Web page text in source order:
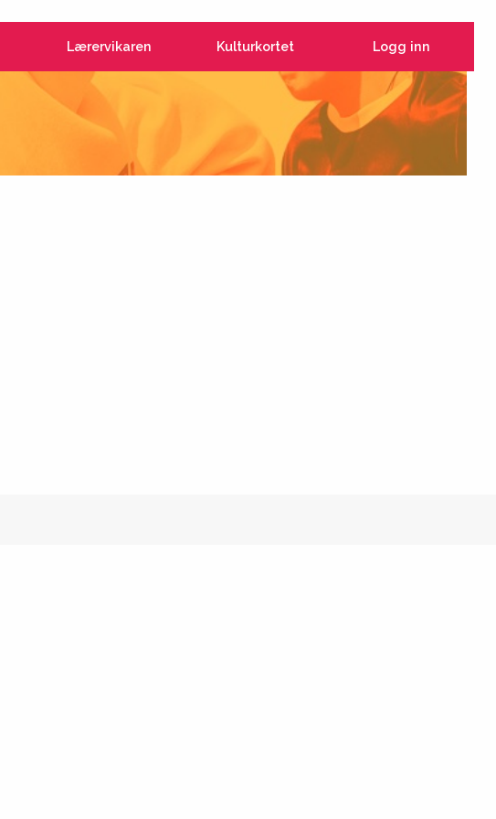
Lærervikaren Kulturkortet Logg inn